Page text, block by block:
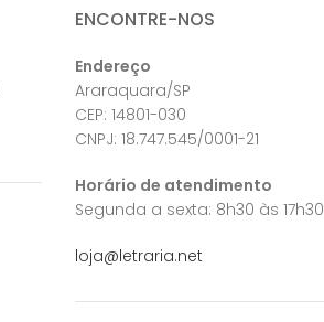
ENCONTRE-NOS
Endereço
Araraquara/SP
CEP: 14801-030
CNPJ: 18.747.545/0001-21
Horário de atendimento
Segunda a sexta: 8h30 às 17h30
loja@letraria.net